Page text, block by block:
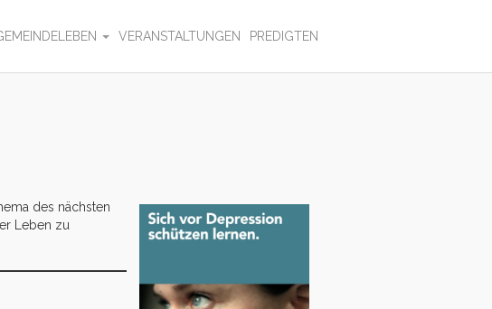
VERANSTALTUNGEN PREDIGTEN
des nächsten
Leben zu